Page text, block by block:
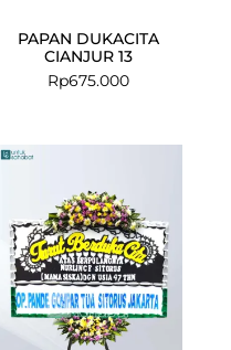
PAPAN DUKACITA
CIANJUR 13
Rp675.000